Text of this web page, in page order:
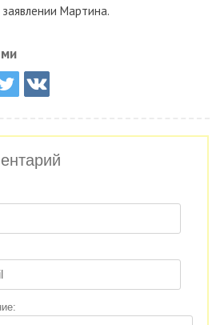
заявлении Мартина.